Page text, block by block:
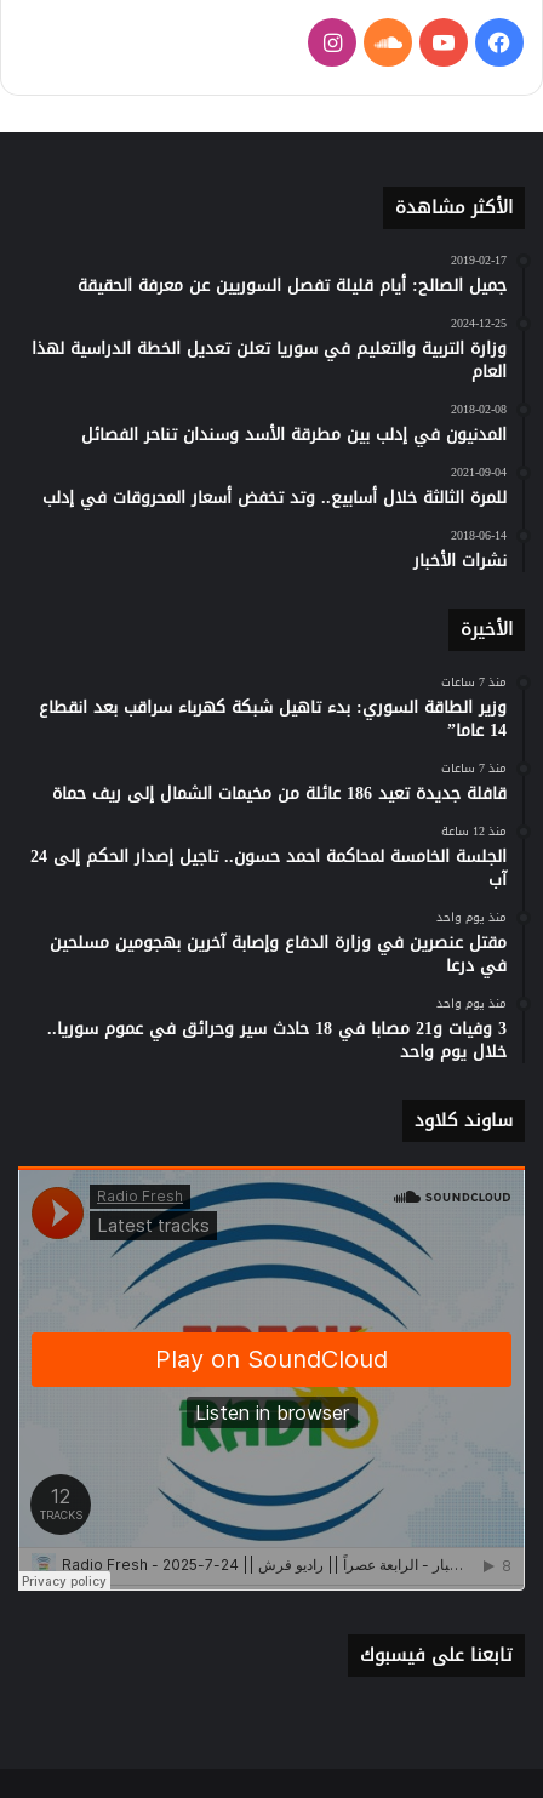
فيسبوكيوتيوبساوند
كلاود
انستقرام
الأكثر مشاهدة
2019-02-17
جميل الصالح: أيام قليلة تفصل السوريين عن معرفة الحقيقة
2024-12-25
وزارة التربية والتعليم في سوريا تعلن تعديل الخطة الدراسية لهذا
العام
2018-02-08
المدنيون في إدلب بين مطرقة الأسد وسندان تناحر الفصائل
2021-09-04
للمرة الثالثة خلال أسابيع.. وتد تخفض أسعار المحروقات في إدلب
2018-06-14
نشرات الأخبار
الأخيرة
منذ 7 ساعات
وزير الطاقة السوري: بدء تاهيل شبكة كهرباء سراقب بعد انقطاع
14 عاما”
منذ 7 ساعات
قافلة جديدة تعيد 186 عائلة من مخيمات الشمال إلى ريف حماة
منذ 12 ساعة
الجلسة الخامسة لمحاكمة احمد حسون.. تاجيل إصدار الحكم إلى 24
آب
منذ يوم واحد
مقتل عنصرين في وزارة الدفاع وإصابة آخرين بهجومين مسلحين
في درعا
منذ يوم واحد
3 وفيات و21 مصابا في 18 حادث سير وحرائق في عموم سوريا..
خلال يوم واحد
ساوند كلاود
تابعنا على فيسبوك